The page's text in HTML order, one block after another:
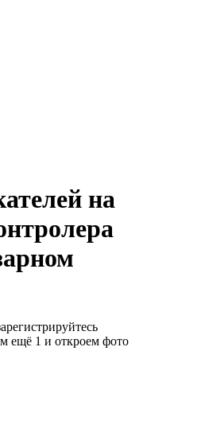
на
ещё 1 и откроем фото